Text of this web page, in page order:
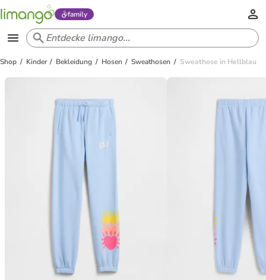
family
Shop Kinder Bekleidung Hosen Sweathosen Sweathose in Hellblau